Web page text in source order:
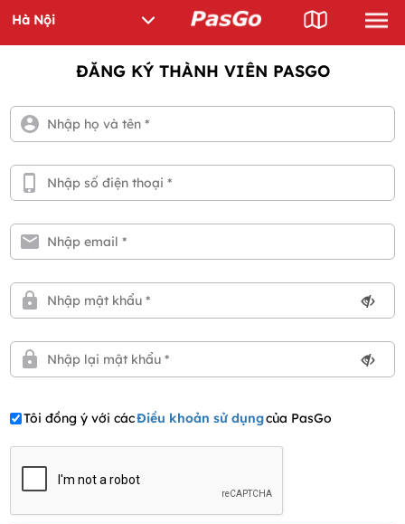
ĐĂNG KÝ THÀNH VIÊN PASGO
Tôi đồng ý với cácĐiều khoản sử dụngcủa PasGo